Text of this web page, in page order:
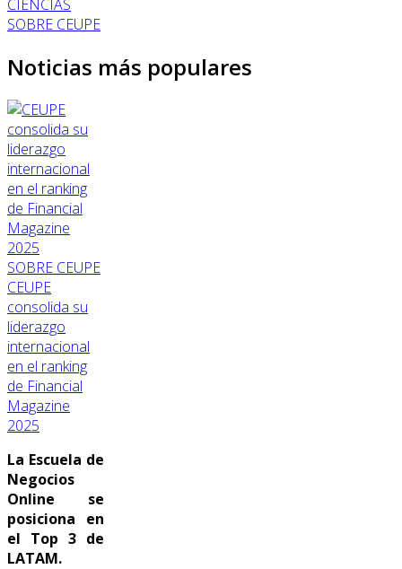
CIENCIAS
SOBRE CEUPE
Noticias más populares
SOBRE CEUPE
CEUPE
consolida su
liderazgo
internacional
en el ranking
de Financial
Magazine
2025
La Escuela de
Negocios
Online se
posiciona en
el Top 3 de
LATAM.